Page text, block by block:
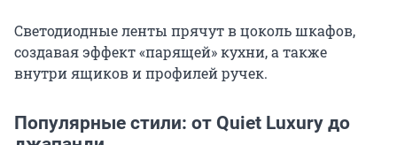
Светодиодные ленты прячут в цоколь шкафов,
создавая эффект «парящей» кухни, а также
внутри ящиков и профилей ручек.
Популярные стили: от Quiet Luxury до